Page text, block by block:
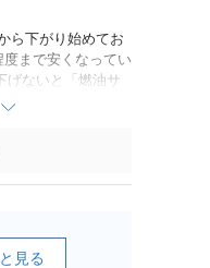
ら下がり始めてお
度まで安くなってい
げないと「燃油サ
すよ。
見る